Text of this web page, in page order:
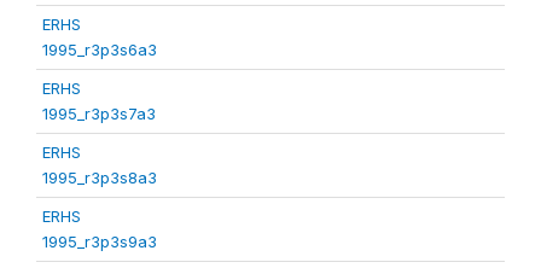
ERHS
1995_r3p3s6a3
ERHS
1995_r3p3s7a3
ERHS
1995_r3p3s8a3
ERHS
1995_r3p3s9a3